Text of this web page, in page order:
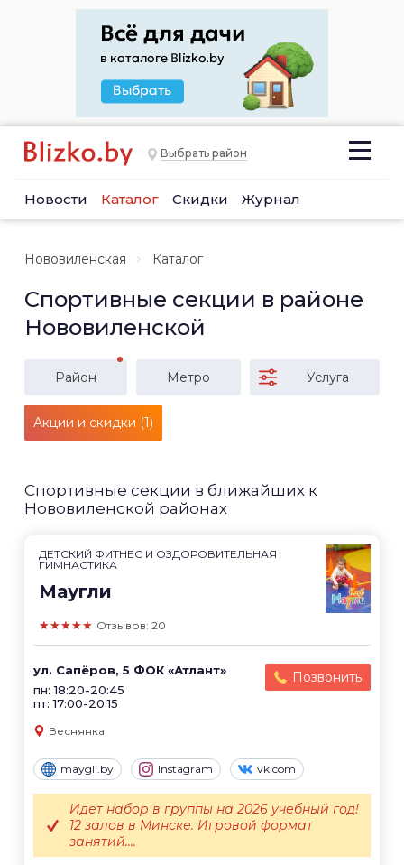
Выбрать район
Новости Каталог Скидки Журнал
Нововиленская Каталог
Спортивные секции в районе
Нововиленской
Район Метро Услуга
Акции и скидки (1)
Спортивные секции в ближайших к
Нововиленской районах
ДЕТСКИЙ ФИТНЕС И ОЗДОРОВИТЕЛЬНАЯ
ГИМНАСТИКА
Маугли
★★★★★ Отзывов: 20
ул. Сапёров, 5 ФОК «Атлант»
пн: 18:20-20:45
пт: 17:00-20:15
Позвонить
Веснянка
maygli.by Instagram vk.com
Идет набор в группы на 2026 учебный год!
12 залов в Минске. Игровой формат
занятий....